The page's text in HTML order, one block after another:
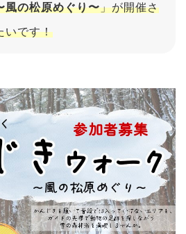
風の松原めぐり〜」が開催さ
いです！